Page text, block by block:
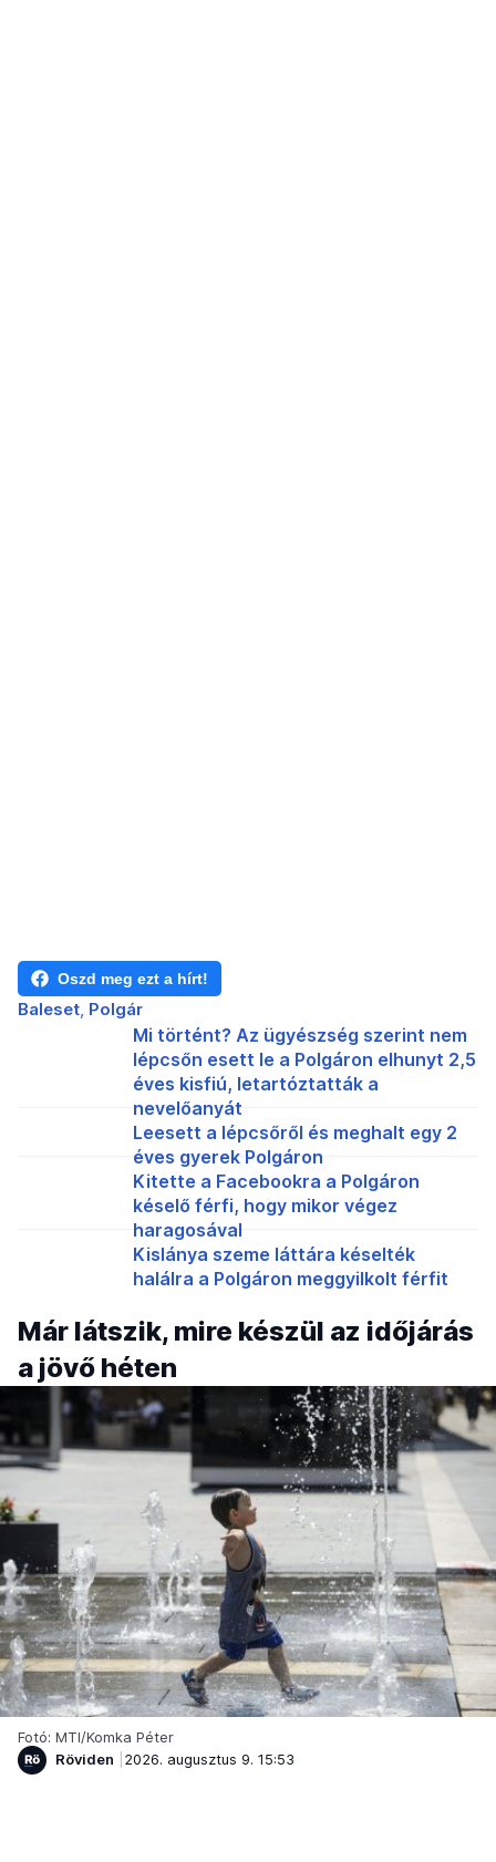
Oszd meg ezt a hírt!
Baleset Polgár
Mi történt? Az ügyészség szerint nem
lépcsőn esett le a Polgáron elhunyt 2,5
éves kisfiú, letartóztatták a
nevelőanyát
Leesett a lépcsőről és meghalt egy 2
éves gyerek Polgáron
Kitette a Facebookra a Polgáron
késelő férfi, hogy mikor végez
haragosával
Kislánya szeme láttára késelték
halálra a Polgáron meggyilkolt férfit
Már látszik, mire készül az időjárás
a jövő héten
Fotó: MTI/Komka Péter
Röviden
2026. augusztus 9. 15:53